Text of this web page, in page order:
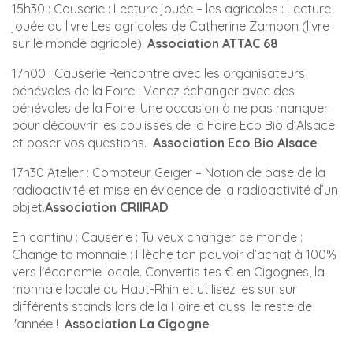
15h30 : Causerie : Lecture jouée – les agricoles : Lecture
jouée du livre Les agricoles de Catherine Zambon (livre
sur le monde agricole). Association ATTAC 68
17h00 : Causerie Rencontre avec les organisateurs
bénévoles de la Foire : Venez échanger avec des
bénévoles de la Foire. Une occasion à ne pas manquer
pour découvrir les coulisses de la Foire Eco Bio d’Alsace
et poser vos questions. Association Eco Bio Alsace
17h30 Atelier : Compteur Geiger – Notion de base de la
radioactivité et mise en évidence de la radioactivité d’un
objet.Association CRIIRAD
En continu : Causerie : Tu veux changer ce monde :
Change ta monnaie : Flèche ton pouvoir d’achat à 100%
vers l'économie locale. Convertis tes € en Cigognes, la
monnaie locale du Haut-Rhin et utilisez les sur sur
différents stands lors de la Foire et aussi le reste de
l'année ! Association La Cigogne